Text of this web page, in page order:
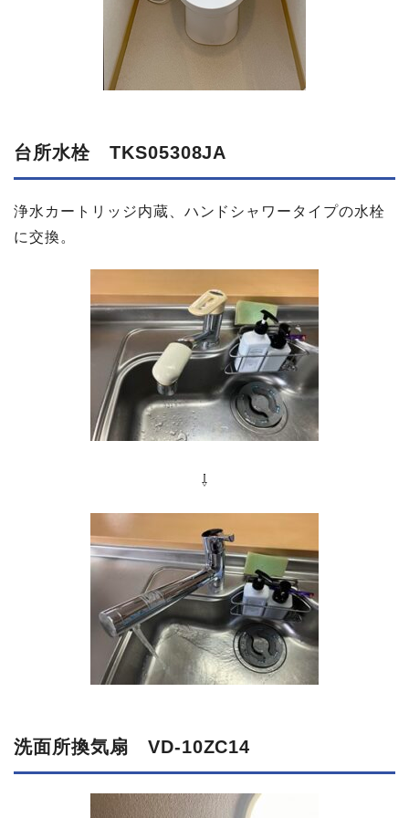
台所水栓 TKS05308JA
浄水カートリッジ内蔵、ハンドシャワータイプの水栓
に交換。
⇩
洗面所換気扇 VD-10ZC14